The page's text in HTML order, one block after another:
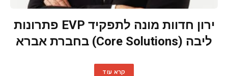
ירון חדוות מונה לתפקיד EVP פתרונות
ליבה (Core Solutions) בחברת אברא
קרא עוד